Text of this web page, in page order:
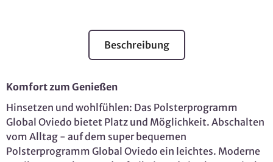
Beschreibung
Komfort zum Genießen
Hinsetzen und wohlfühlen: Das Polsterprogramm
Global Oviedo bietet Platz und Möglichkeit. Abschalten
vom Alltag - auf dem super bequemen
Polsterprogramm Global Oviedo ein leichtes. Moderne